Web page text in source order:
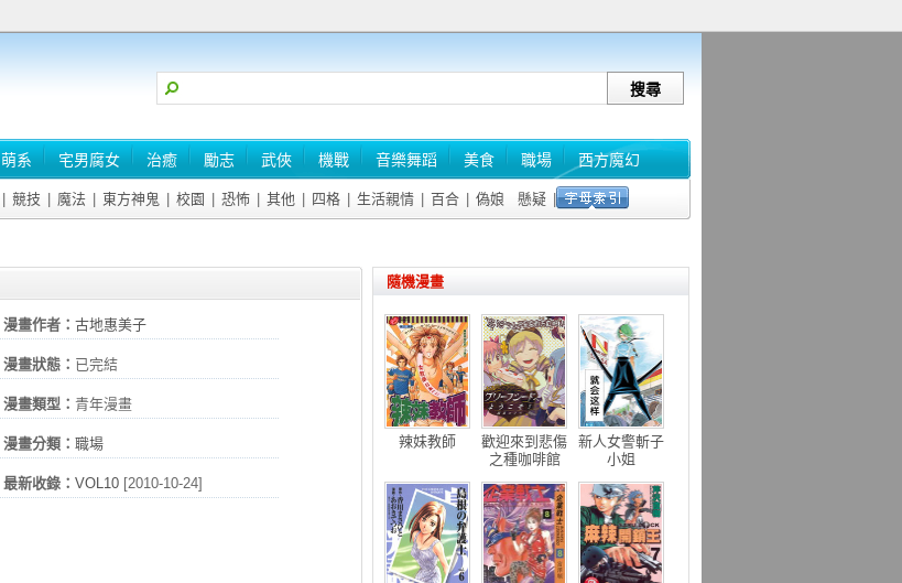
萌系 宅男腐女 治癒 勵志 武俠 機戰 音樂舞蹈 美食 職場 西方魔幻
競技 魔法 東方神鬼 校園 恐怖 其他 四格 生活親情 百合 偽娘 懸疑
漫畫作者： 古地惠美子
漫畫狀態： 已完結
漫畫類型： 青年漫畫
漫畫分類： 職場
最新收錄： VOL10 [2010-10-24]
隨機漫畫
辣妹教師
歡迎來到悲傷
之種咖啡館
新人女警斬子
小姐